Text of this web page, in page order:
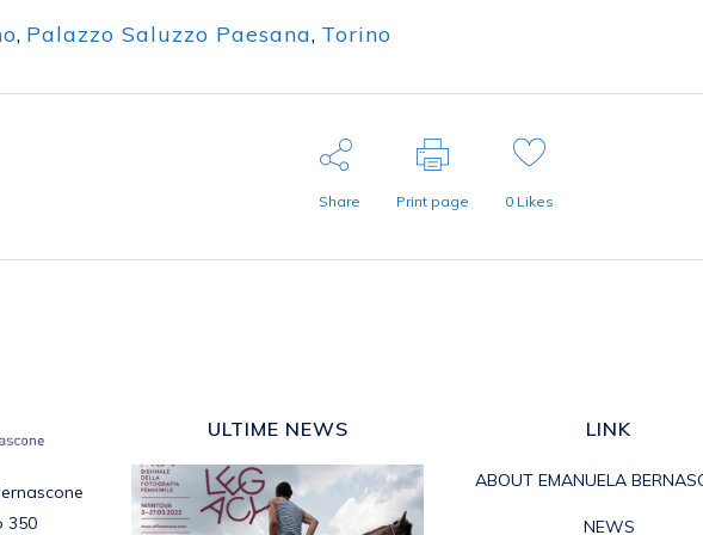
, Palazzo Saluzzo Paesana, Torino
Share Print page 0Likes
350
ULTIME NEWS LINK
ABOUT EMANUELA
NEWS